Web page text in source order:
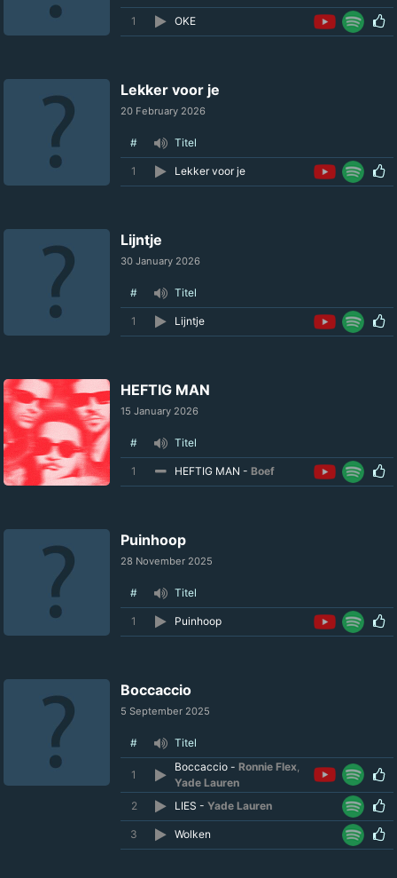
1 OKE
Lekker voor je
20 February 2026
# Titel
1 Lekker voor je
Lijntje
30 January 2026
# Titel
1 Lijntje
HEFTIG MAN
15 January 2026
# Titel
1 HEFTIG MAN - Boef
Puinhoop
28 November 2025
# Titel
1 Puinhoop
Boccaccio
5 September 2025
# Titel
1
Boccaccio - Ronnie Flex,
Yade Lauren
2
LIES - Yade Lauren
3 Wolken